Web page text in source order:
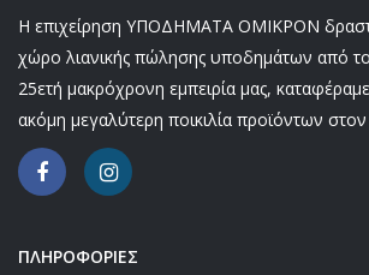
Η επιχείρηση ΥΠΟΔΗΜΑΤΑ ΟΜΙΚΡΟΝ
χώρο λιανικής πώλησης υποδημάτων από
25ετή μακρόχρονη εμπειρία μας,
ακόμη μεγαλύτερη ποικιλία προϊόντων
ΠΛΗΡΟΦΟΡΙΕΣ